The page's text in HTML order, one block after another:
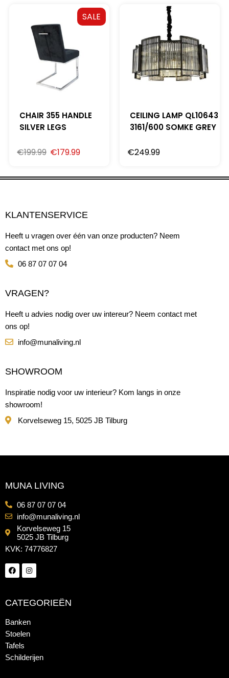
SALE
CHAIR 355 HANDLE
SILVER LEGS
€199.99 €179.99
CEILING LAMP QL10643
3161/600 SOMKE GREY
€249.99
KLANTENSERVICE
Heeft u vragen over één van onze producten? Neem
contact met ons op!
06 87 07 07 04
VRAGEN?
Heeft u advies nodig over uw intereur? Neem contact met
ons op!
info@munaliving.nl
SHOWROOM
Inspiratie nodig voor uw interieur? Kom langs in onze
showroom!
Korvelseweg 15, 5025 JB Tilburg
MUNA LIVING
06 87 07 07 04
info@munaliving.nl
Korvelseweg 15
5025 JB Tilburg
KVK: 74776827
CATEGORIEËN
Banken
Stoelen
Tafels
Schilderijen